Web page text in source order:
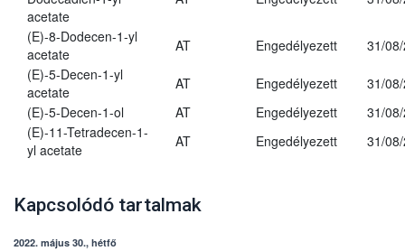
acetate
(E)-8-Dodecen-1-yl
acetate
AT Engedélyezett
31/
(E)-5-Decen-1-yl
acetate
AT Engedélyezett
31/
(E)-5-Decen-1-ol
AT Engedélyezett
31/
(E)-11-Tetradecen-1-
yl acetate
AT Engedélyezett 31/
Kapcsolódó tartalmak
2022. május 30., hétfő